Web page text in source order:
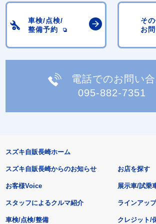
車検/点検/
整備予約
そ
お
電話でのお問い
095-882-7351
スズキ自販長崎ホーム
スズキ自販長崎からのお知らせ
お客様Voice
スタッフによるクルマ紹介
お店を探す
展示車/試乗
ラインアッ
車検/点検/整備 クレジット/